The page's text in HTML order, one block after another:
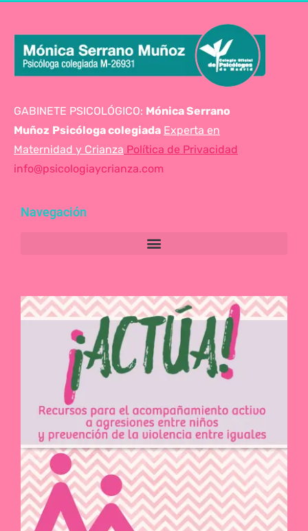
GABINETE PSICOLÓGICO: Mónica Serrano
Muñoz Psicóloga colegiada Experta en
Maternidad y Crianza Política de Privacidad
info@psicologiaycrianza.com
Navegación